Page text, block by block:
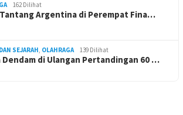
162 Dilihat
Argentina di Perempat Fina…
SEJARAH, OLAHRAGA 139 Dilihat
Dendam di Ulangan Pertandingan 60 …